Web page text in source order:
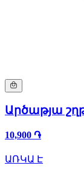
Արծաթյա
10,900 ֏
ԱՌԿԱ Է